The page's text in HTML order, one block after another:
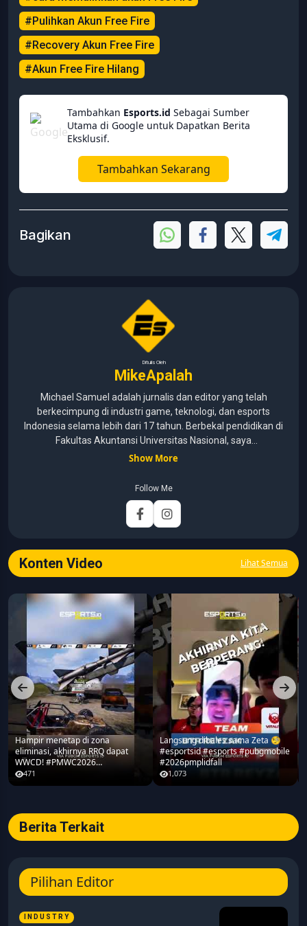
#Pulihkan Akun Free Fire
#Recovery Akun Free Fire
#Akun Free Fire Hilang
Tambahkan Esports.id Sebagai Sumber
Utama di Google untuk Dapatkan Berita
Eksklusif.
Tambahkan Sekarang
Bagikan
Ditulis Oleh
MikeApalah
Michael Samuel adalah jurnalis dan editor yang telah
berkecimpung di industri game, teknologi, dan esports
Indonesia selama lebih dari 17 tahun. Berbekal pendidikan di
Fakultas Akuntansi Universitas Nasional, saya
menggabungkan kemampuan analisis dengan pengalaman
pernah menangani berbagai peran, mulai dari reporter, editor,
marketing, business development, hingga Editor in Chief.
Fokus utamanya adalah menghadirkan tulisan yang
informatif, mendalam, dan mudah dipahami, khususnya
Show More
Follow Me
Konten Video Lihat Semua
Hampir menetap di zona
eliminasi, akhirnya RRQ dapat
WWCD! #PMWC2026
#pubgmobile #teamrrq
471
Langsung dibales sama Zeta 🧐
#esportsid #esports #pubgmobile
#2026pmplidfall
1,073
Berita Terkait
Pilihan Editor
INDUSTRY